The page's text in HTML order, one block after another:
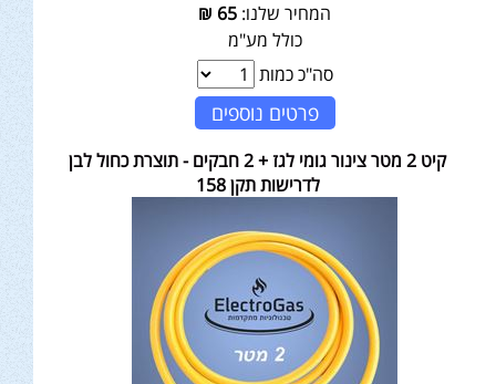
המחיר שלנו: 65
₪
כולל מע"מ
סה"כ כמות
פרטים נוספים
קיט 2 מטר צינור גומי לגז + 2 חבקים - תוצרת כחול לבן
לדרישות תקן 158